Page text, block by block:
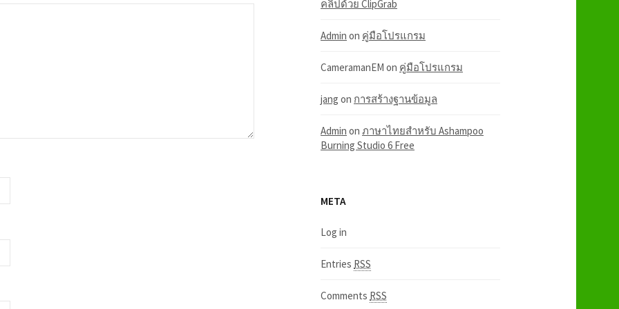
คลิปด้วย ClipGrab
Admin on คู่มือโปรแกรม
CameramanEM on คู่มือโปรแกรม
jang on การสร้างฐานข้อมูล
Admin on ภาษาไทยสำหรับ Ashampoo
Burning Studio 6 Free
META
Log in
Entries RSS
Comments RSS